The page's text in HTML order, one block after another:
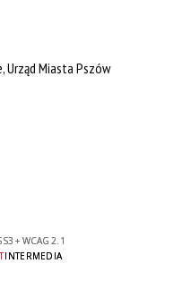
Urząd Miasta Pszów
+ WCAG 2.1
INTERMEDIA